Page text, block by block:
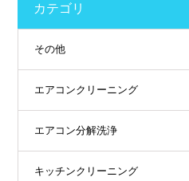
カテゴリ
その他
エアコンクリーニング
エアコン分解洗浄
キッチンクリーニング